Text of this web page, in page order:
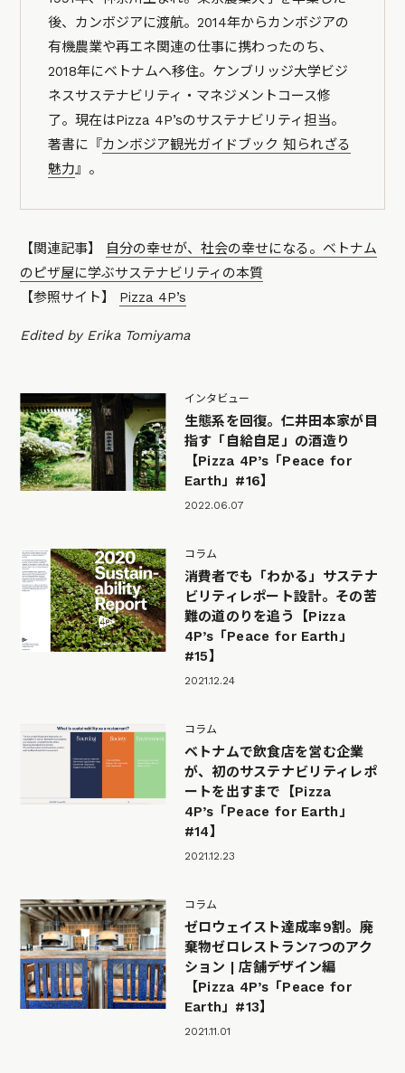
後、カンボジアに渡航。2014年からカンボジアの
有機農業や再エネ関連の仕事に携わったのち、
2018年にベトナムへ移住。ケンブリッジ大学ビジ
ネスサステナビリティ・マネジメントコース修
了。現在はPizza 4P’sのサステナビリティ担当。
著書に『カンボジア観光ガイドブック 知られざる
魅力』。
【関連記事】 自分の幸せが、社会の幸せになる。ベトナム
のピザ屋に学ぶサステナビリティの本質
【参照サイト】 Pizza 4P’s
Edited by Erika Tomiyama
インタビュー
生態系を回復。仁井田本家が目
指す「自給自足」の酒造り
【Pizza 4P’s「Peace for
Earth」#16】
2022.06.07
コラム
消費者でも「わかる」サステナ
ビリティレポート設計。その苦
難の道のりを追う【Pizza
4P’s「Peace for Earth」
#15】
2021.12.24
コラム
ベトナムで飲食店を営む企業
が、初のサステナビリティレポ
ートを出すまで【Pizza
4P’s「Peace for Earth」
#14】
2021.12.23
コラム
ゼロウェイスト達成率9割。廃
棄物ゼロレストラン7つのアク
ション | 店舗デザイン編
【Pizza 4P’s「Peace for
Earth」#13】
2021.11.01